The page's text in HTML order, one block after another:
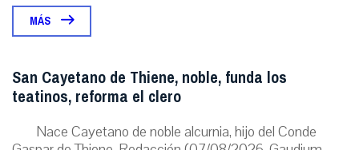
MÁS
San Cayetano de Thiene, noble, funda los
teatinos, reforma el clero
Nace Cayetano de noble alcurnia, hijo del Conde